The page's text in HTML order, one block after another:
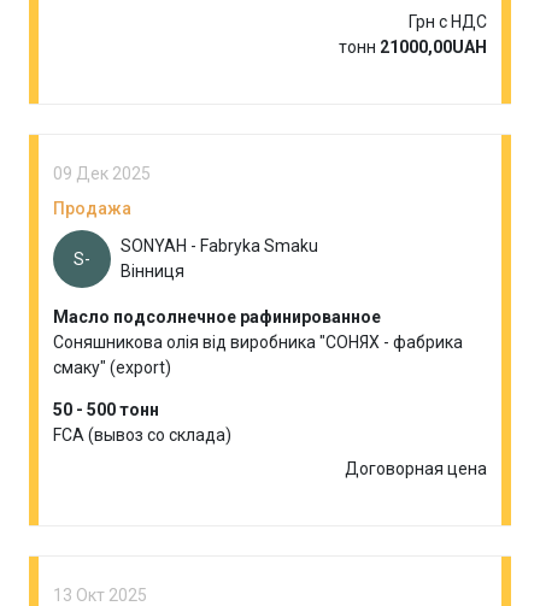
Грн с НДС
тонн 21000,00UAH
09 Дек 2025
Продажа
S-
SONYAH - Fabryka Smaku
Вінниця
Масло подсолнечное рафинированное
Соняшникова олія від виробника "СОНЯХ - фабрика
смаку" (export)
50 - 500 тонн
FCA (вывоз со склада)
Договорная цена
13 Окт 2025